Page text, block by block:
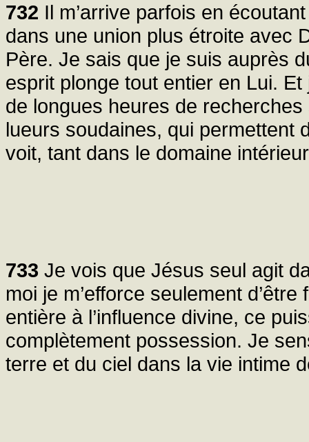
732 Il m’arrive parfois en
dans une union plus étroite avec
Père. Je sais que je suis auprès
esprit plonge tout entier en Lui.
de longues heures de
lueurs soudaines, qui permettent
voit, tant dans le domaine
733 Je vois que Jésus seul agit
moi je m’efforce seulement
entière à l’influence divine, ce
complètement possession. Je
terre et du ciel dans la vie intime